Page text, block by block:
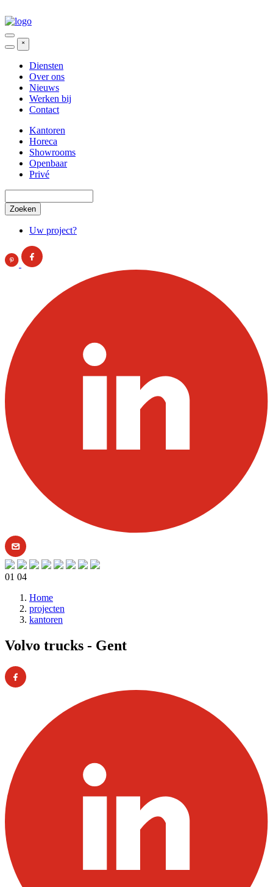
en
naar
de
inhoud
gaan
˟
Secondary
menu
Diensten
Over ons
Nieuws
Werken bij
Contact
Hoofdnavigatie
Kantoren
Horeca
Showrooms
Openbaar
Privé
Call
to
Uw project?
01 04
Kruimelpad
Home
projecten
kantoren
Volvo trucks - Gent